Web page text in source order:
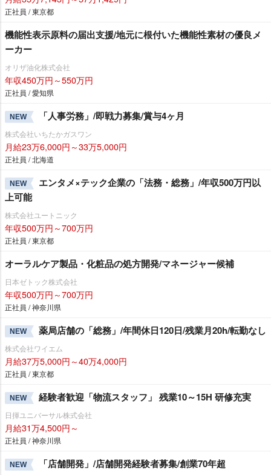
正社員 / 東京都
機能性表示原料の届出支援/地元に根付いた機能性素材の優良メ
ーカー
オリザ油化株式会社
年収450万円～550万円
正社員 / 愛知県
NEW 「人事労務」/即戦力募集/賞与4ヶ月
株式会社いちたかガスワン
月給23万6,000円～33万5,000円
正社員 / 北海道
NEW
エンタメ×テック企業の「法務・総務」/年収500万円以
上可能
株式会社ユートニック
年収500万円～700万円
正社員 / 東京都
オーラルケア製品・化粧品の処方開発/マネージャー候補
日本ゼトック株式会社
年収500万円～700万円
正社員 / 神奈川県
NEW 薬局店舗の「総務」/年間休日120日/残業月20h/転勤なし
株式会社ワイエム
月給37万5,000円～40万4,000円
正社員 / 東京都
NEW 経験者歓迎「物流スタッフ」 残業10～15H 研修充実
日揮ユニバーサル株式会社
月給31万4,500円～
正社員 / 神奈川県
NEW 「店舗開発」/店舗開発経験者募集/創業70年超